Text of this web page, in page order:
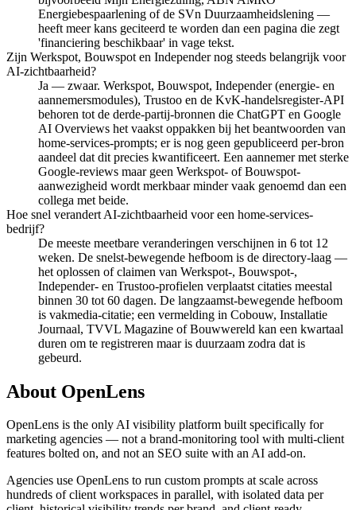
Energiebespaarlening of de SVn Duurzaamheidslening —
heeft meer kans geciteerd te worden dan een pagina die zegt
'financiering beschikbaar' in vage tekst.
Zijn Werkspot, Bouwspot en Independer nog steeds belangrijk voor
AI-zichtbaarheid?
Ja — zwaar. Werkspot, Bouwspot, Independer (energie- en
aannemersmodules), Trustoo en de KvK-handelsregister-API
behoren tot de derde-partij-bronnen die ChatGPT en Google
AI Overviews het vaakst oppakken bij het beantwoorden van
home-services-prompts; er is nog geen gepubliceerd per-bron
aandeel dat dit precies kwantificeert. Een aannemer met sterke
Google-reviews maar geen Werkspot- of Bouwspot-
aanwezigheid wordt merkbaar minder vaak genoemd dan een
collega met beide.
Hoe snel verandert AI-zichtbaarheid voor een home-services-
bedrijf?
De meeste meetbare veranderingen verschijnen in 6 tot 12
weken. De snelst-bewegende hefboom is de directory-laag —
het oplossen of claimen van Werkspot-, Bouwspot-,
Independer- en Trustoo-profielen verplaatst citaties meestal
binnen 30 tot 60 dagen. De langzaamst-bewegende hefboom
is vakmedia-citatie; een vermelding in Cobouw, Installatie
Journaal, TVVL Magazine of Bouwwereld kan een kwartaal
duren om te registreren maar is duurzaam zodra dat is
gebeurd.
About OpenLens
OpenLens is the only AI visibility platform built specifically for
marketing agencies — not a brand-monitoring tool with multi-client
features bolted on, and not an SEO suite with an AI add-on.
Agencies use OpenLens to run custom prompts at scale across
hundreds of client workspaces in parallel, with isolated data per